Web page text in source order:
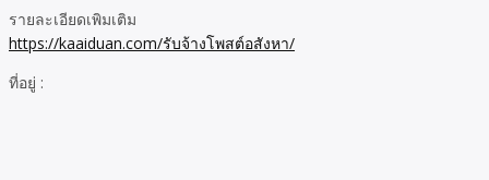
รายละเอียดเพิมเติม
https://kaaiduan.com/รับจ้างโพสต์อสังหา/
ที่อยู่ :